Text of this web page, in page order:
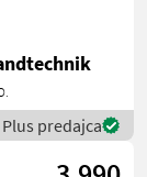
predajca